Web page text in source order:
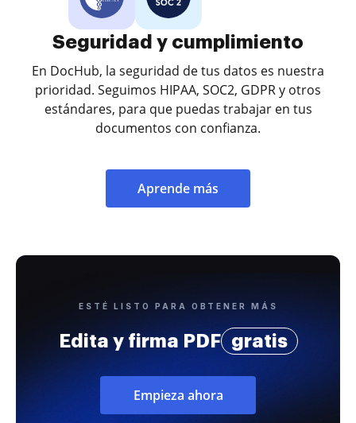
Seguridad y cumplimiento
En DocHub, la seguridad de tus datos es nuestra
prioridad. Seguimos HIPAA, SOC2, GDPR y otros
estándares, para que puedas trabajar en tus
documentos con confianza.
Aprende más
ESTÉ LISTO PARA OBTENER MÁS
Edita y firma PDF gratis
Empieza ahora